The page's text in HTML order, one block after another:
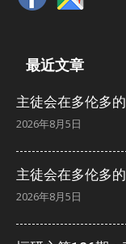
最近文章
主徒会在多伦多
2026年8月5日
主徒会在多伦多
2026年8月5日